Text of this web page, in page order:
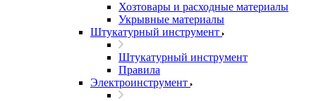
Хозтовары и расходные материалы
Укрывные материалы
Штукатурный инструмент
Штукатурный инструмент
Правила
Электроинструмент